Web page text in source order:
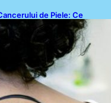
de Piele: Ce
Ne Proteja